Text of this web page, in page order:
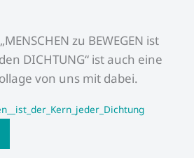
zu BEWEGEN ist
DICHTUNG“ ist auch eine
von uns mit dabei.